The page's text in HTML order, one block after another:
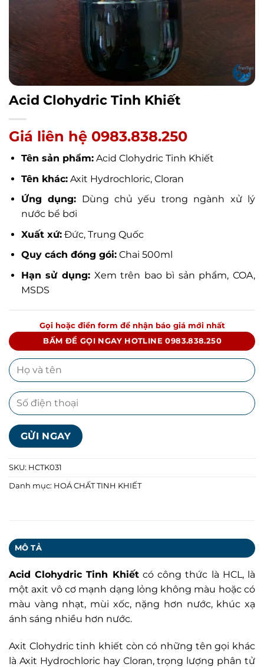
Acid Clohydric Tinh Khiết
Giá liên hệ 0983.838.250
Tên sản phẩm:Acid Clohydric Tinh Khiết
Tên khác:Axit Hydrochloric, Cloran
Ứng dụng: Dùng chủ yếu trong ngành xử lý
nước bể bơi
Xuất xứ:Đức, Trung Quốc
Quy cách đóng gói:Chai 500ml
Hạn sử dụng:Xem trên bao bì sản phẩm, COA,
MSDS
Gọi hoặc điền form để nhận báo giá mới nhất
BẤM ĐỂ GỌI NGAY HOTLINE 0983.838.250
SKU: HCTK031
Danh mục: HOÁ CHẤT TINH KHIẾT
MÔ TẢ
Acid Clohydric Tinh Khiếtcó công thức là HCL, là
một axit vô cơ mạnh dạng lỏng không màu hoặc có
màu vàng nhạt, mùi xốc, nặng hơn nước, khúc xạ
ánh sáng nhiều hơn nước.
Axit Clohydric tinh khiết còn có những tên gọi khác
là Axit Hydrochloric hay Cloran, trọng lượng phân tử